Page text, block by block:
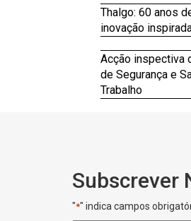
Thalgo: 60 anos
inovação
Acção inspectiva
de Segurança e
Trabalho
Subscrever
"*" indica campos